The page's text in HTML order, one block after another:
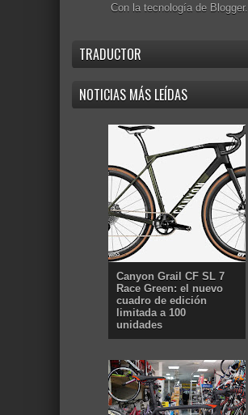
Con la tecnología de Blogger.
TRADUCTOR
NOTICIAS MÁS LEÍDAS
Canyon Grail CF SL 7
Race Green: el nuevo
cuadro de edición
limitada a 100
unidades